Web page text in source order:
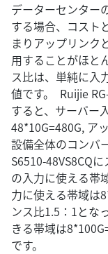
データーセンター
する場合、コスト
まりアップリンク
用することがほと
ス比は、単純に入
値です。 Ruijie
すると、サーバー
48*10G=480G, ア
設備全体のコンバ
S6510-48VS8CQ
の入力に使える帯
力に使える帯域は
ンス比1.5：1とな
きる帯域は
です。